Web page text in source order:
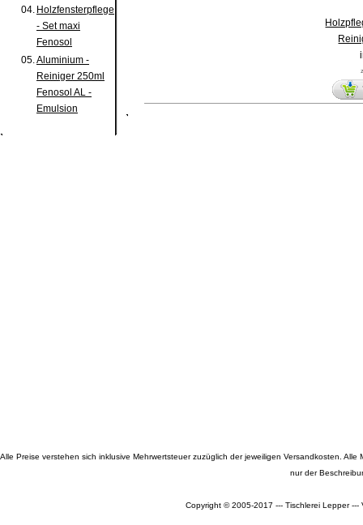
04. Holzfensterpflege
- Set maxi
Fenosol
05.Aluminium -
Reiniger 250ml
Fenosol AL -
Emulsion
Alle Preise verstehen sich inklusive Mehrwertsteuer zuzüglich der jeweiligen Versandkosten.
nur der
Copyright © 2005-2017 --- Tischlerei Lepper